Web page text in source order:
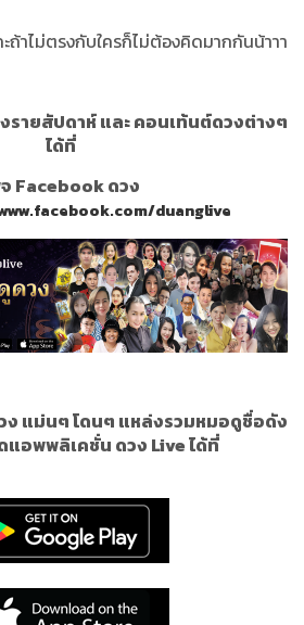
ถ้าไม่ตรงกับใครก็ไม่ต้องคิดมากกันน้าาา
รายสัปดาห์ และ คอนเท้นต์ดวงต่างๆ
ได้ที่
Facebook ดวง
duanglive
ง แม่นๆ โดนๆ แหล่งรวมหมอดูชื่อดัง
แอพพลิเคชั่น ดวง Live ได้ที่